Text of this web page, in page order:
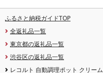
ふるさと納税ガイドTOP
全返礼品一覧
東京都の返礼品一覧
渋谷区の返礼品一覧
レコルト 自動調理ポット クリー